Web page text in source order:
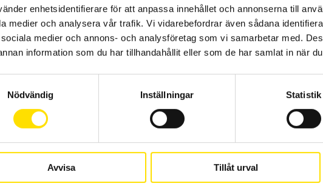
enhetsidentifierare för att anpassa innehållet och annonserna till
medier och analysera vår trafik. Vi vidarebefordrar även sådana
medier och annons- och analysföretag som vi samarbetar med.
information som du har tillhandahållit eller som de har samlat in när
Nödvändig
Inställningar Statistik
Avvisa Tillåt urval
Köpvillkor Cookies
Sjöflygvägen 35